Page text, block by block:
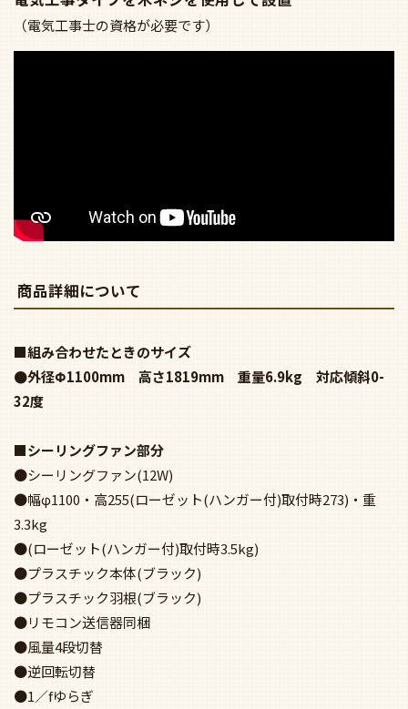
（電気工事士の資格が必要です）
商品詳細について
■組み合わせたときのサイズ
●外径Φ1100mm 高さ1819mm 重量6.9kg 対応傾斜0-
32度
■シーリングファン部分
●シーリングファン(12W)
●幅φ1100・高255(ローゼット(ハンガー付)取付時273)・重
3.3kg
●(ローゼット(ハンガー付)取付時3.5kg)
●プラスチック本体(ブラック)
●プラスチック羽根(ブラック)
●リモコン送信器同梱
●風量4段切替
●逆回転切替
●1／fゆらぎ